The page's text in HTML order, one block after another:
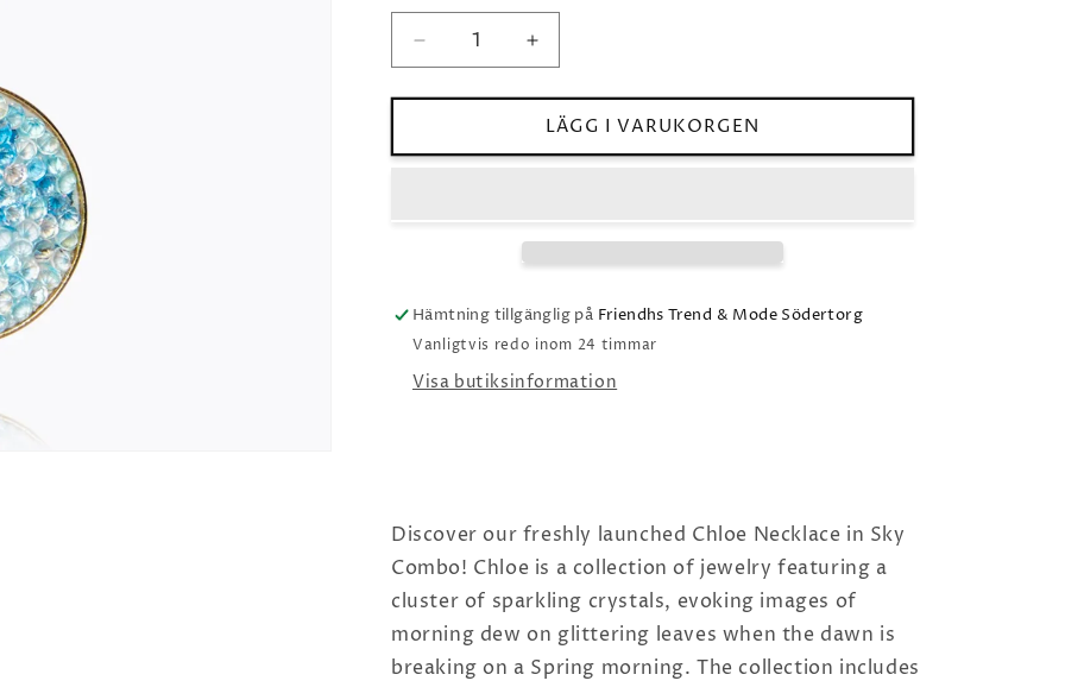
Minska
kvantitet
för
Svedbom
Öka
kvantitet
för
Caroline
Svedbom
LÄGG I VARUKORGEN
Hämtning tillgänglig på Friendhs Trend & Mode Södertorg
Vanligtvis redo inom 24 timmar
Visa butiksinformation
Discover our freshly launched Chloe Necklace in Sky
Combo! Chloe is a collection of jewelry featuring a
cluster of sparkling crystals, evoking images of
morning dew on glittering leaves when the dawn is
breaking on a Spring morning. The collection includes